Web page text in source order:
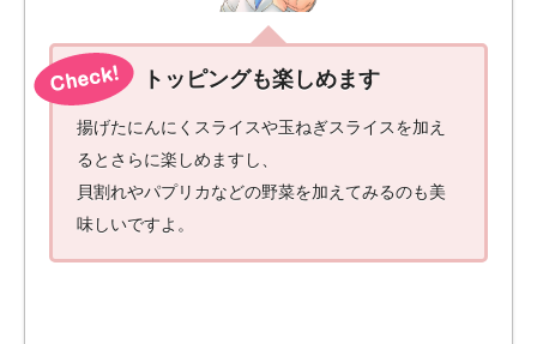
トッピングも楽しめます
揚げたにんにくスライスや玉ねぎスライスを加え
るとさらに楽しめますし、
貝割れやパプリカなどの野菜を加えてみるのも美
味しいですよ。